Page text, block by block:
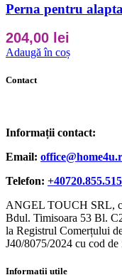
Perna pentru
204,00 lei
Adaugă în coș
Contact
Informații contact:
Email:
Telefon: +40720.855.515
ANGEL TOUCH SRL,
Bdul. Timisoara 53 Bl.
la Registrul Comerțului
J40/8075/2024 cu cod
Informații utile